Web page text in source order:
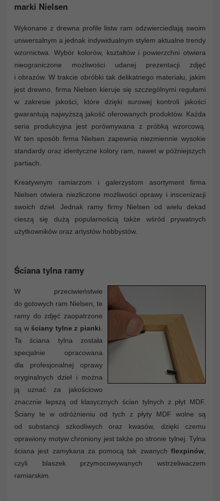
marki Nielsen
Wykonane z drewna profile listw ram odzwierciedlają swoim
uniwersalnym a jednak indywidualnym stylem aktualne trendy
wzornictwa. Wybór kolorów, kształtów i powierzchni otwiera
nieograniczone możliwości udanej prezentacji zdjęć
i obrazów. W trakcie obróbki tak delikatnego materiału, jakim
jest drewno, firma Nielsen kieruje się szczególnymi regułami
w zakresie jakości, które dzięki surowej kontroli jakości
gwarantują najwyższą jakość oferowanych produktów. Każda
seria produkcyjna jest porównywana z próbką wzorcową.
W ten sposób firma Nielsen zapewnia niezmiennie wysokie
standardy oraz identyczne kolory ram, nawet w późniejszych
partiach.
Kreatywnym ramiarzom i galerzystom asortyment firma
Nielsen otwiera niezliczone możliwości oprawy i inscenizacji
swoich dzieł. Jednak ramy firmy Nielsen od wielu dekad
cieszą się dużą popularnością także wśród prywatnych
użytkowników oraz artystów hobbystów.
Ściana tylna ramy
W przeciwieństwie
do gotowych ram Nielsen, te
ramy do zdjęć zaopatrzone
są w ściany tylne z pianki.
Ta ściana tylna została
specjalnie opracowana
dla profesjonalnej oprawy
oryginalnych dzieł i można
ją uznać za jakościowo
znacznie lepszą od klasycznych ścian tylnych z płyt MDF.
Ściany te w odróżnieniu od tych z płyty MDF wolne są
od substancji szkodliwych oraz kwasów, dzięki czemu
oprawiony motyw chroniony jest także po stronie tylnej. Tylna
ściana jest zamykana za pomocą tak zwanych flexpinów,
czyli blaszek przymocowywanych wstrzeliwaczem
ramiarskim.